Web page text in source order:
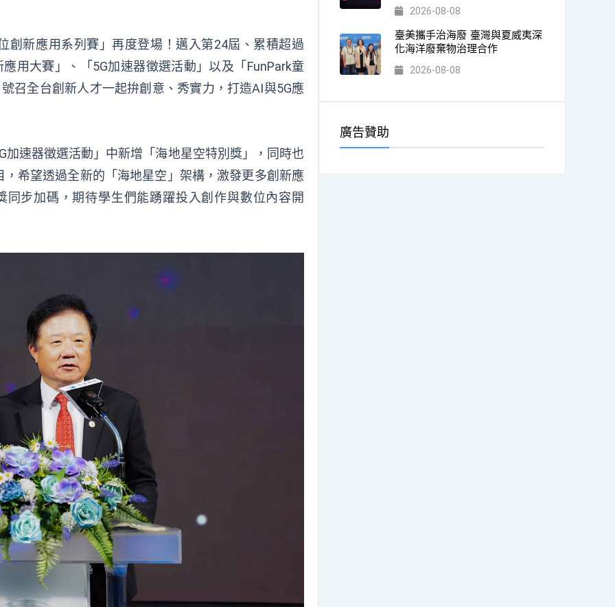
創新應用系列賽」再度登場！邁入第24屆、累積超過
用大賽」、「5G加速器徵選活動」以及「FunPark童
召全台創新人才一起拚創意、秀實力，打造AI與5G應
速器徵選活動」中新增「海地星空特別獎」，同時也
希望透過全新的「海地星空」架構，激發更多創新應
同步加碼，期待學生們能踴躍投入創作與數位內容開
2026-08-08
臺美攜手治海廢 臺灣與夏威夷深
化海洋廢棄物治理合作
2026-08-08
廣告贊助